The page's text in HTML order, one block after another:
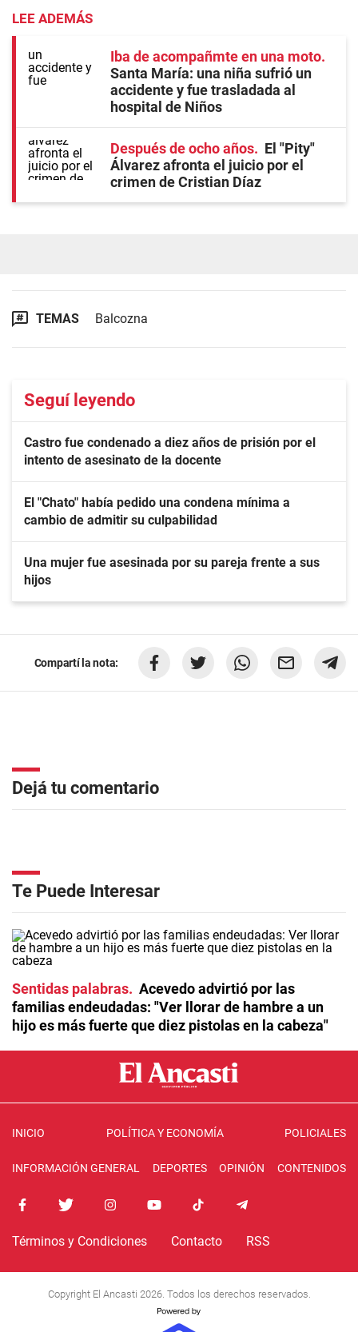
LEE ADEMÁS
Iba de acompañmte en una moto
Santa María: una niña sufrió un
accidente y fue trasladada al
hospital de Niños
Después de ocho años
El "Pity"
Álvarez afronta el juicio por el
crimen de Cristian Díaz
TEMAS Balcozna
Seguí leyendo
Castro fue condenado a diez años de prisión por el
intento de asesinato de la docente
El "Chato" había pedido una condena mínima a
cambio de admitir su culpabilidad
Una mujer fue asesinada por su pareja frente a sus
hijos
Compartí la nota:
Dejá tu comentario
Te Puede Interesar
Sentidas palabras
Acevedo advirtió por las
familias endeudadas: "Ver llorar de hambre a un
hijo es más fuerte que diez pistolas en la cabeza"
INICIO POLÍTICA Y ECONOMÍA POLICIALES
INFORMACIÓN GENERAL DEPORTES OPINIÓN CONTENIDOS
Términos y Condiciones Contacto RSS
Copyright El Ancasti 2026. Todos los derechos reservados.